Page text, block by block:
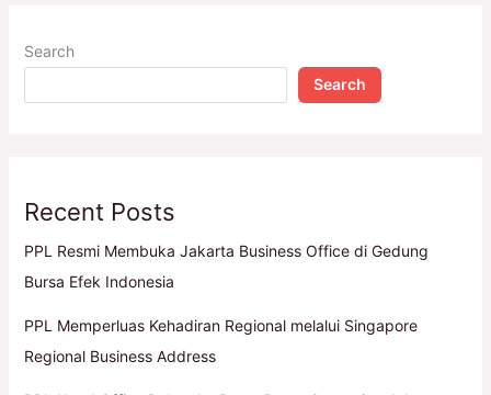
Search
Search
Recent Posts
PPL Resmi Membuka Jakarta Business Office di Gedung
Bursa Efek Indonesia
PPL Memperluas Kehadiran Regional melalui Singapore
Regional Business Address